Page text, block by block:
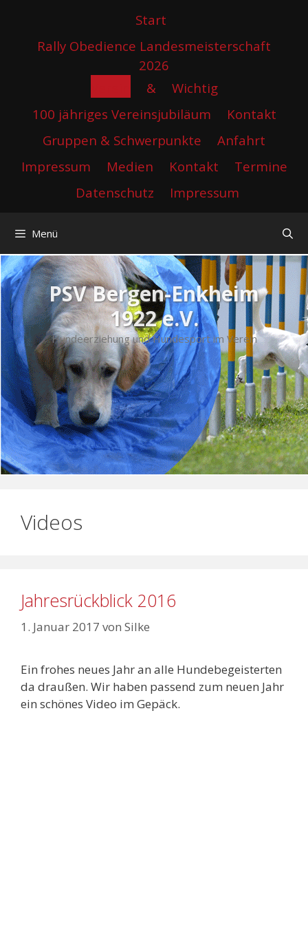
springen
Start
Rally Obedience Landesmeisterschaft
2026
&
Wichtig
100 jähriges Vereinsjubiläum
Kontakt
Gruppen & Schwerpunkte
Anfahrt
Impressum
Medien Kontakt
Termine
Datenschutz
Impressum
Menü
PSV Bergen-Enkheim
1922 e.V.
Hundeerziehung und Hundesport im Verein
Videos
Jahresrückblick 2016
1. Januar 2017 von Silke
Ein frohes neues Jahr an alle Hundebegeisterten
da draußen. Wir haben passend zum neuen Jahr
ein schönes Video im Gepäck.